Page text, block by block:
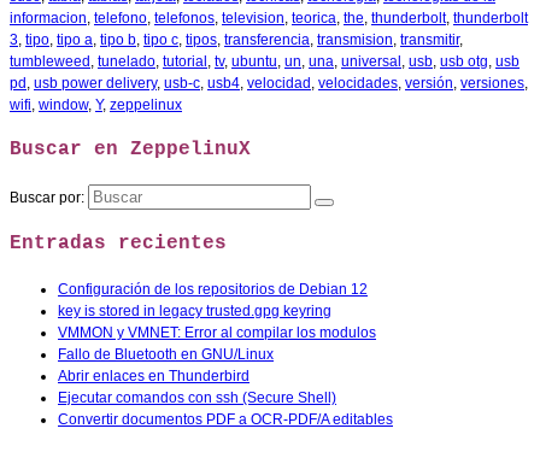
informacion, telefono, telefonos, television, teorica, the, thunderbolt, thunderbolt
3, tipo, tipo a, tipo b, tipo c, tipos, transferencia, transmision, transmitir,
tumbleweed , tunelado, tutorial , tv, ubuntu, un, una, universal , usb, usb otg, usb
pd , usb power delivery, usb-c, usb4, velocidad , velocidades, versión, versiones,
wifi, window, Y, zeppelinux
Buscar en ZeppelinuX
Buscar por:
Entradas recientes
Configuración de los repositorios de Debian 12
key is stored in legacy trusted.gpg keyring
VMMON y VMNET: Error al compilar los modulos
Fallo de Bluetooth en GNU/Linux
Abrir enlaces en Thunderbird
Ejecutar comandos con ssh (Secure Shell)
Convertir documentos PDF a OCR-PDF/A editables